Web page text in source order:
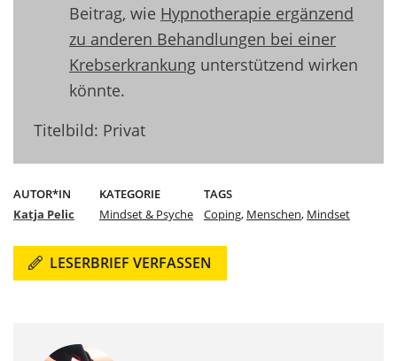
Beitrag, wie Hypnotherapie ergänzend
zu anderen Behandlungen bei einer
Krebserkrankung unterstützend wirken
könnte.
Titelbild: Privat
AUTOR*IN
Katja Pelic
KATEGORIE
Mindset & Psyche
TAGS
Coping, Menschen, Mindset
LESERBRIEF VERFASSEN